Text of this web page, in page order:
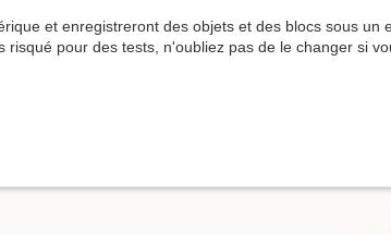
et enregistreront des objets et des blocs sous
pour des tests, n'oubliez pas de le changer si